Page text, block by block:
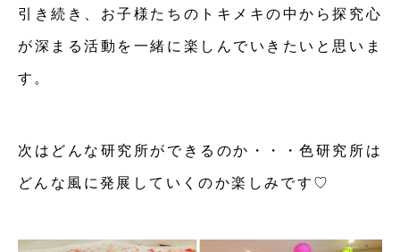
引き続き、お子様たちのトキメキの中から探究心
が深まる活動を一緒に楽しんでいきたいと思いま
す。
次はどんな研究所ができるのか・・・色研究所は
どんな風に発展していくのか楽しみです♡